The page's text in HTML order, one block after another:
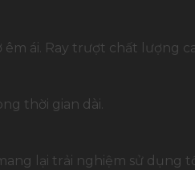
ái. Ray trượt chất lượng
thời gian dài.
lại trải nghiệm sử dụng